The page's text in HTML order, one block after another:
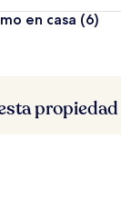
en casa (6)
propiedad